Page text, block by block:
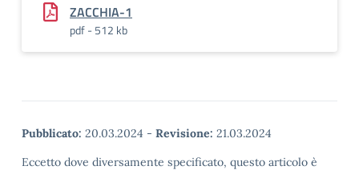
ZACCHIA-1
pdf - 512 kb
Pubblicato: 20.03.2024 - Revisione: 21.03.2024
Eccetto dove diversamente specificato, questo articolo è